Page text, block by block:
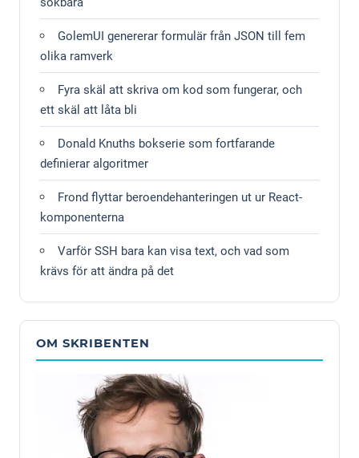
GolemUI genererar formulär från JSON till fem
olika ramverk
Fyra skäl att skriva om kod som fungerar, och
ett skäl att låta bli
Donald Knuths bokserie som fortfarande
definierar algoritmer
Frond flyttar beroendehanteringen ut ur React-
komponenterna
Varför SSH bara kan visa text, och vad som
krävs för att ändra på det
OM SKRIBENTEN